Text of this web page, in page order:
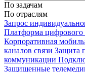
По задачам
По отраслям
Запрос
Платформа цифрового
Корпоративная
каналов связи Защита
коммуникации
Защищенные